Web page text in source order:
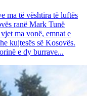
ma të vështira të luftës
ranë Mark Tunë
ma vonë, emnat e
kujtesës së Kosovës.
e dy burrave...